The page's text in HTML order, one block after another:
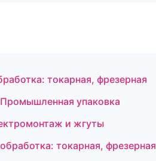
токарная, фрезерная
упаковка
и жгуты
токарная, фрезерная